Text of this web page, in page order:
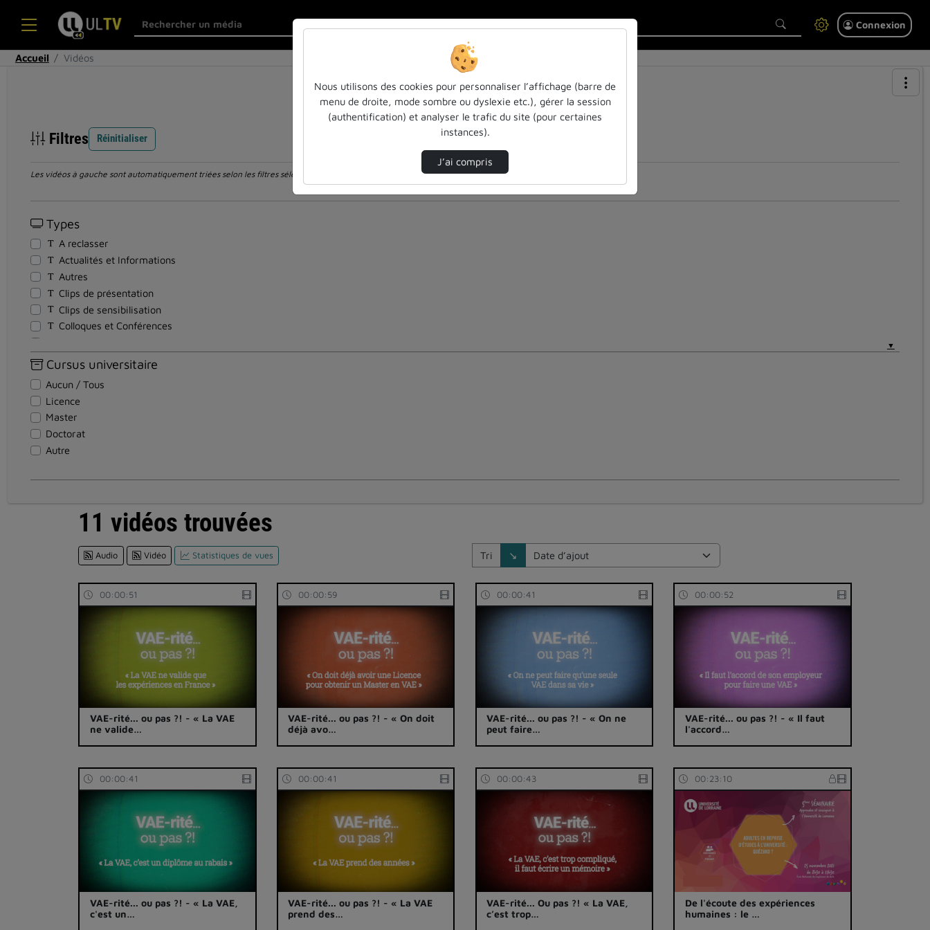
Connexion
Accueil Vidéos
Filtres Réinitialiser
Les vidéos à gauche sont automatiquement triées selon les filtres sélectionnés ci-dessous. Consultez les options pour ajuster les résultats.
Types
A reclasser
Actualités et Informations
Autres
Clips de présentation
Clips de sensibilisation
Colloques et Conférences
Documents pédagogiques
Entretiens
Institutionnel
Magazines
Spectacles et Expositions
Témoignages
Tutoriel
Visites en vidéo
Cursus universitaire
Aucun / Tous
Licence
Master
Doctorat
Autre
11 vidéos trouvées
Audio Vidéo Statistiques de vues Tri ↘
Direction de tri
00:00:51
VAE-rité... ou pas ?! - « La VAE
ne valide…
00:00:59
VAE-rité... ou pas ?! - « On doit
déjà avo…
00:00:41
VAE-rité... ou pas ?! - « On ne
peut faire…
00:00:52
VAE-rité... ou pas ?! - « Il faut
l'accord…
00:00:41
VAE-rité... ou pas ?! - « La VAE,
c'est un…
00:00:41
VAE-rité... ou pas ?! - « La VAE
prend des…
00:00:43
VAE-rité... Ou pas ?! « La VAE,
c’est trop…
00:23:10
De l'écoute des expériences
humaines : le …
Nous utilisons des cookies pour personnaliser l’affichage (barre de
menu de droite, mode sombre ou dyslexie etc.), gérer la session
(authentification) et analyser le trafic du site (pour certaines
instances).
J’ai compris